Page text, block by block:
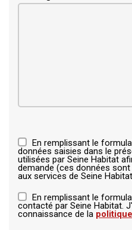
En remplissant le
données saisies dans le
utilisées par Seine Habitat
demande (ces données
aux services de Seine
En remplissant le
contacté par Seine Habitat.
connaissance de la